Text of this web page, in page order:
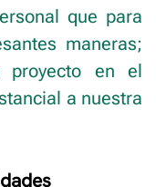
que para
maneras;
proyecto en el
a nuestra